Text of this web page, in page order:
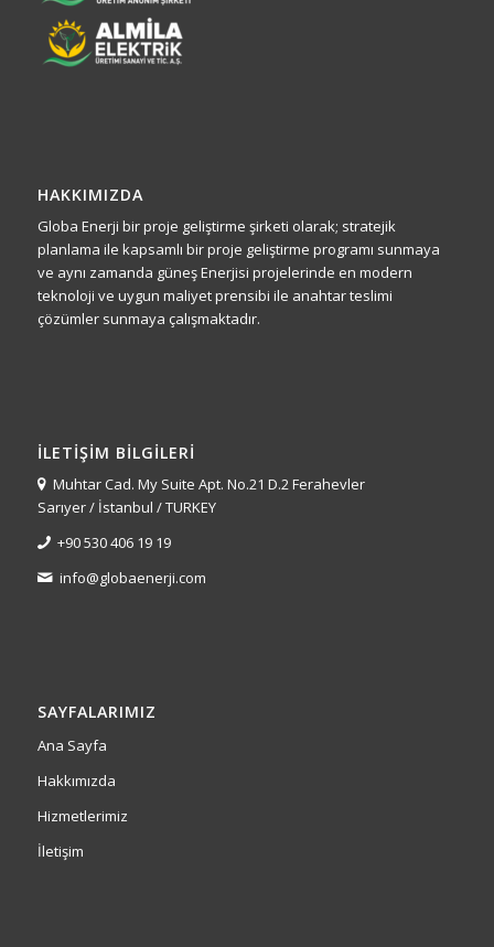
HAKKIMIZDA
Globa Enerji bir proje geliştirme şirketi olarak; stratejik
planlama ile kapsamlı bir proje geliştirme programı sunmaya
ve aynı zamanda güneş Enerjisi projelerinde en modern
teknoloji ve uygun maliyet prensibi ile anahtar teslimi
çözümler sunmaya çalışmaktadır.
İLETIŞIM BILGILERI
Muhtar Cad. My Suite Apt. No.21 D.2 Ferahevler
Sarıyer / İstanbul / TURKEY
+90 530 406 19 19
info@globaenerji.com
SAYFALARIMIZ
Ana Sayfa
Hakkımızda
Hizmetlerimiz
İletişim